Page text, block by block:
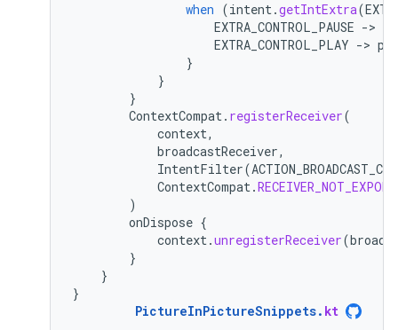
when (intent.getIntExtra(
EXTRA_CONTROL_PAUSE ->
EXTRA_CONTROL_PLAY ->
}
}
}
ContextCompat. registerReceiver(
context,
broadcastReceiver,
IntentFilter(
ContextCompat.
)
onDispose {
context.unregisterReceiver(
}
}
}
PictureInPictureSnippets. kt